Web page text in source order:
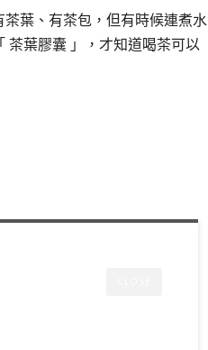
葉、有茶包，但有時候連煮水
茶葉膠囊 」，才知道喝茶可以